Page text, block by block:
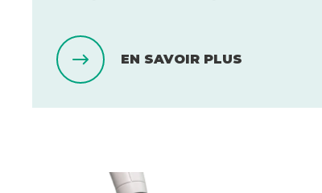
EN SAVOIR PLUS